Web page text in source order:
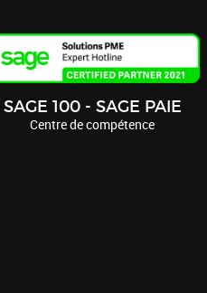
SAGE 100 - SAGE PAIE
Centre de compétence